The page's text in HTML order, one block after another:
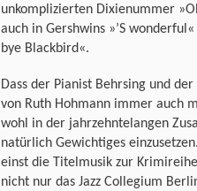
unkomplizierten Dixienummer
auch in Gershwins »’S
bye Blackbird«.
Dass der Pianist Behrsing und
von Ruth Hohmann immer auch
wohl in der jahrzehntelangen
natürlich Gewichtiges
einst die Titelmusik zur
nicht nur das Jazz Collegium